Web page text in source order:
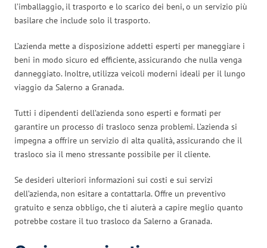
l’imballaggio, il trasporto e lo scarico dei beni, o un servizio più
basilare che include solo il trasporto.
L’azienda mette a disposizione addetti esperti per maneggiare i
beni in modo sicuro ed efficiente, assicurando che nulla venga
danneggiato. Inoltre, utilizza veicoli moderni ideali per il lungo
viaggio da Salerno a Granada.
Tutti i dipendenti dell’azienda sono esperti e formati per
garantire un processo di trasloco senza problemi. L’azienda si
impegna a offrire un servizio di alta qualità, assicurando che il
trasloco sia il meno stressante possibile per il cliente.
Se desideri ulteriori informazioni sui costi e sui servizi
dell’azienda, non esitare a contattarla. Offre un preventivo
gratuito e senza obbligo, che ti aiuterà a capire meglio quanto
potrebbe costare il tuo trasloco da Salerno a Granada.